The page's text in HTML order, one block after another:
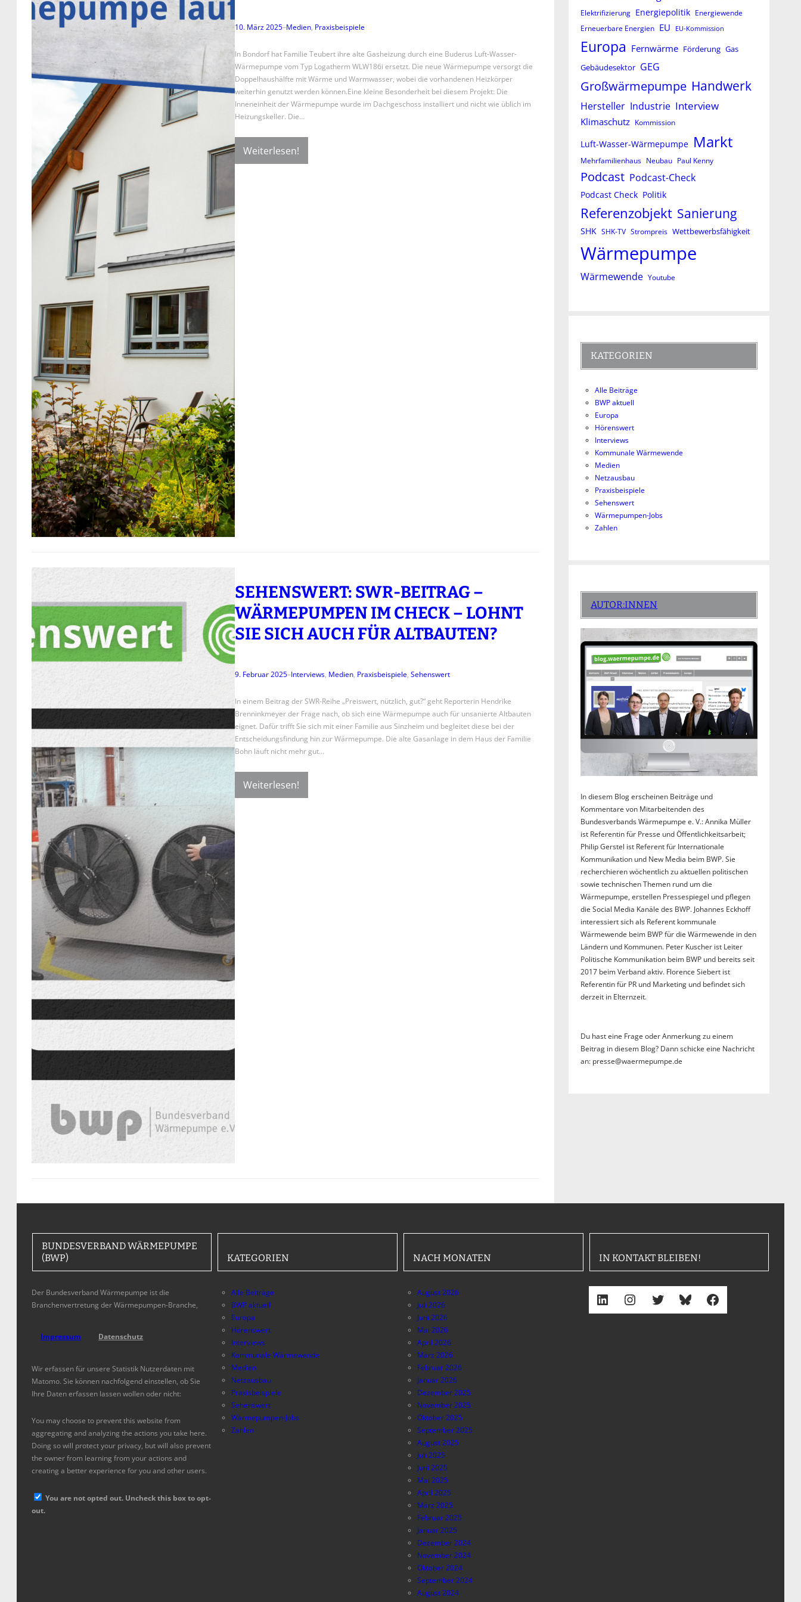
10. März 2025–Medien, Praxisbeispiele
In Bondorf hat Familie Teubert ihre alte Gasheizung durch eine Buderus Luft-Wasser-
Wärmepumpe vom Typ Logatherm WLW186i ersetzt. Die neue Wärmepumpe versorgt die
Doppelhaushälfte mit Wärme und Warmwasser, wobei die vorhandenen Heizkörper
weiterhin genutzt werden können.Eine kleine Besonderheit bei diesem Projekt: Die
Inneneinheit der Wärmepumpe wurde im Dachgeschoss installiert und nicht wie üblich im
Heizungskeller. Die…
Weiterlesen!
SEHENSWERT: SWR-BEITRAG –
WÄRMEPUMPEN IM CHECK – LOHNT
SIE SICH AUCH FÜR ALTBAUTEN?
9. Februar 2025–Interviews, Medien, Praxisbeispiele, Sehenswert
In einem Beitrag der SWR-Reihe „Preiswert, nützlich, gut?“ geht Reporterin Hendrike
Brenninkmeyer der Frage nach, ob sich eine Wärmepumpe auch für unsanierte Altbauten
eignet. Dafür trifft Sie sich mit einer Familie aus Sinzheim und begleitet diese bei der
Entscheidungsfindung hin zur Wärmepumpe. Die alte Gasanlage in dem Haus der Familie
Bohn läuft nicht mehr gut…
Weiterlesen!
Elektrifizierung Energiepolitik Energiewende
Erneuerbare Energien EU EU-Kommission
Europa Fernwärme Förderung Gas
Gebäudesektor GEG
Großwärmepumpe Handwerk
Hersteller Industrie Interview
Klimaschutz Kommission
Luft-Wasser-Wärmepumpe Markt
Mehrfamilienhaus Neubau Paul Kenny
Podcast Podcast-Check
Podcast Check Politik
Referenzobjekt Sanierung
SHK SHK-TV Strompreis Wettbewerbsfähigkeit
Wärmepumpe
Wärmewende Youtube
KATEGORIEN
Alle Beiträge
BWP aktuell
Europa
Hörenswert
Interviews
Kommunale Wärmewende
Medien
Netzausbau
Praxisbeispiele
Sehenswert
Wärmepumpen-Jobs
Zahlen
AUTOR:INNEN
In diesem Blog erscheinen Beiträge und
Kommentare von Mitarbeitenden des
Bundesverbands Wärmepumpe e. V.: Annika Müller
ist Referentin für Presse und Öffentlichkeitsarbeit;
Philip Gerstel ist Referent für Internationale
Kommunikation und New Media beim BWP. Sie
recherchieren wöchentlich zu aktuellen politischen
sowie technischen Themen rund um die
Wärmepumpe, erstellen Pressespiegel und pflegen
die Social Media Kanäle des BWP. Johannes Eckhoff
interessiert sich als Referent kommunale
Wärmewende beim BWP für die Wärmewende in den
Ländern und Kommunen. Peter Kuscher ist Leiter
Politische Kommunikation beim BWP und bereits seit
2017 beim Verband aktiv. Florence Siebert ist
Referentin für PR und Marketing und befindet sich
derzeit in Elternzeit.
Du hast eine Frage oder Anmerkung zu einem
Beitrag in diesem Blog? Dann schicke eine Nachricht
an: presse@waermepumpe.de
BUNDESVERBAND WÄRMEPUMPE
(BWP)
Der Bundesverband Wärmepumpe ist die
Branchenvertretung der Wärmepumpen-Branche,
Impressum Datenschutz
Wir erfassen für unsere Statistik Nutzerdaten mit
Matomo. Sie können nachfolgend einstellen, ob Sie
Ihre Daten erfassen lassen wollen oder nicht:
You may choose to prevent this website from
aggregating and analyzing the actions you take here.
Doing so will protect your privacy, but will also prevent
the owner from learning from your actions and
creating a better experience for you and other users.
You are not opted out. Uncheck this box to opt-
out.
KATEGORIEN
Alle Beiträge
BWP aktuell
Europa
Hörenswert
Interviews
Kommunale Wärmewende
Medien
Netzausbau
Praxisbeispiele
Sehenswert
Wärmepumpen-Jobs
Zahlen
NACH MONATEN
August 2026
Juli 2026
Juni 2026
Mai 2026
April 2026
März 2026
Februar 2026
Januar 2026
Dezember 2025
November 2025
Oktober 2025
September 2025
August 2025
Juli 2025
Juni 2025
Mai 2025
April 2025
März 2025
Februar 2025
Januar 2025
Dezember 2024
November 2024
Oktober 2024
September 2024
August 2024
IN KONTAKT BLEIBEN!
LinkedIn Instagram Twitter Bluesky Facebook